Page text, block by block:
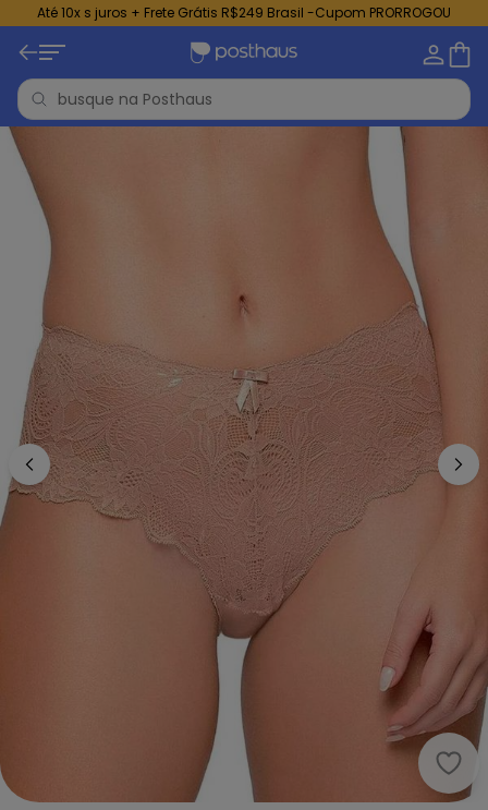
Até 10x s juros + Frete Grátis R$249 Brasil -Cupom PRORROGOU